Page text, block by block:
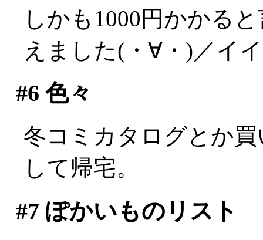
しかも1000円かかる
えました(・∀・)／イ
#6 色々
冬コミカタログとか
して帰宅。
#7 ぽかいものリスト